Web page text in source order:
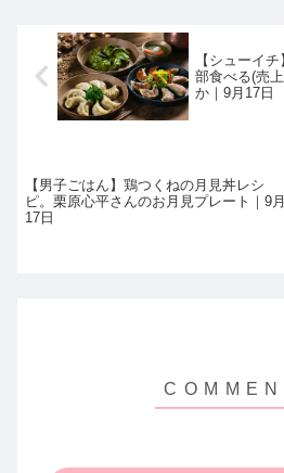
【シューイ
部食べる(売
か｜9月17日
【男子ごはん】鶏つくねの月見丼レシ
ピ。栗原心平さんのお月見プレート｜9月
17日